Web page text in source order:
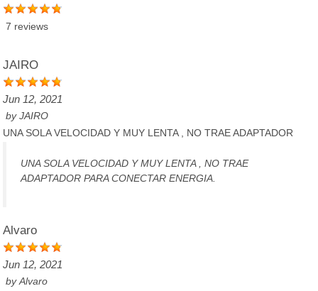
7 reviews
JAIRO
Jun 12, 2021
byJAIRO
UNA SOLA VELOCIDAD Y MUY LENTA , NO TRAE ADAPTADOR
UNA SOLA VELOCIDAD Y MUY LENTA , NO TRAE
ADAPTADOR PARA CONECTAR ENERGIA.
Alvaro
Jun 12, 2021
byAlvaro